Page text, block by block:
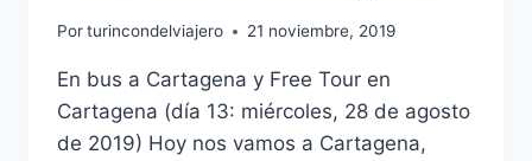
Porturincondelviajero 21 noviembre, 2019
En bus a Cartagena y Free Tour en
Cartagena (día 13: miércoles, 28 de agosto
de 2019) Hoy nos vamos a Cartagena,